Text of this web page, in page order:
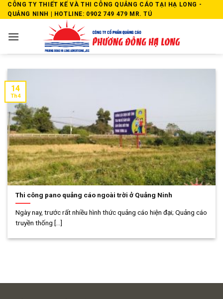
Skip
to
CÔNG TY THIẾT KẾ VÀ THI CÔNG QUẢNG CÁO TẠI HẠ LONG -
QUẢNG NINH | HOTLINE: 0902 749 479 MR. TÚ
Thi công pano quảng cáo ngoài trời ở Quảng Ninh
Ngày nay, trước rất nhiều hình thức quảng cáo hiện đại; Quảng cáo
truyền thống [...]
14
Th4